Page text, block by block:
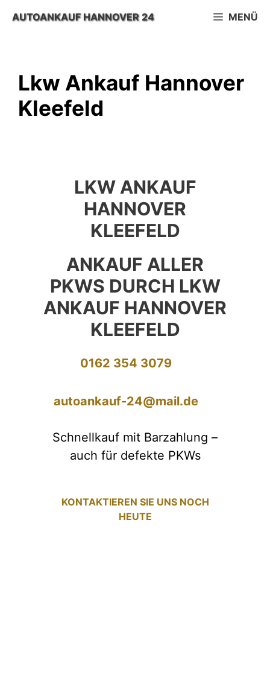
InhaltAUTOANKAUF HANNOVER 24 MENÜ
Lkw Ankauf Hannover
Kleefeld
LKW ANKAUF
HANNOVER
KLEEFELD
ANKAUF ALLER
PKWS DURCH LKW
ANKAUF HANNOVER
KLEEFELD
0162 354 3079
autoankauf-24@mail.de
Schnellkauf mit Barzahlung –
auch für defekte PKWs
KONTAKTIEREN SIE UNS NOCH
HEUTE